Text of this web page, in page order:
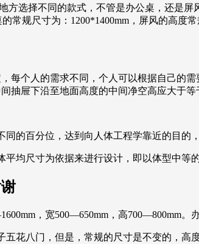
方选择不同的款式，不管是办公桌，还是屏
常规尺寸为：1200*1400mm，屏风的高度
每个人的需求不同，个人可以根据自己的
抽屉下沿至地面高度的中间净空高应大于等
同的百分位，达到向人体工程学靠近的目
平均尺寸为依据来进行设计，即以体型中
，宽500—650mm，高700—800mm。
花八门，但是，常规的尺寸是不变的，高